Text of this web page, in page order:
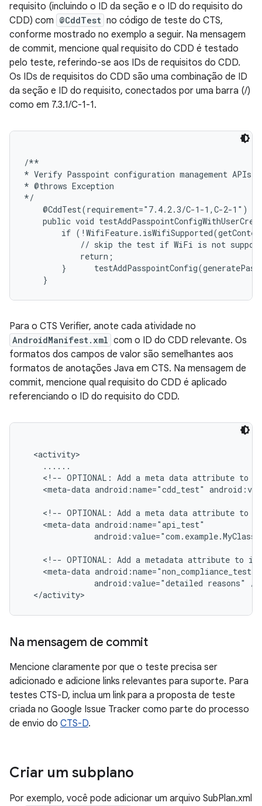
requisito (incluindo o ID da seção e o ID do requisito do
CDD) com @CddTest no código de teste do CTS,
conforme mostrado no exemplo a seguir. Na mensagem
de commit, mencione qual requisito do CDD é testado
pelo teste, referindo-se aos IDs de requisitos do CDD.
Os IDs de requisitos do CDD são uma combinação de ID
da seção e ID do requisito, conectados por uma barra (/)
como em 7.3.1/C-1-1.
/**
* Verify Passpoint configuration management APIs
* @throws Exception
*/
    @CddTest(requirement="7.4.2.3/C-1-1,C-2-1")
public void
if
// skip the test if WiFi is not
            return;
}
Para o CTS Verifier, anote cada atividade no
AndroidManifest.xml com o ID do CDD relevante. Os
formatos dos campos de valor são semelhantes aos
formatos de anotações Java em CTS. Na mensagem de
commit, mencione qual requisito do CDD é aplicado
referenciando o ID do requisito do CDD.
  <activity>
    ......
<!-- OPTIONAL: Add a meta data attribute to
<meta-data android:name="cdd_test"
<!-- OPTIONAL: Add a meta data attribute to
    <meta-data android:name="api_test"
<!-- OPTIONAL: Add a metadata attribute to
    <meta-data android:name="non_compliance_test"
               android:value="detailed reasons" />
Na mensagem de commit
Mencione claramente por que o teste precisa ser
adicionado e adicione links relevantes para suporte. Para
testes CTS-D, inclua um link para a proposta de teste
criada no Google Issue Tracker como parte do processo
de envio do CTS-D.
Criar um subplano
Por exemplo, você pode adicionar um arquivo SubPlan.xml